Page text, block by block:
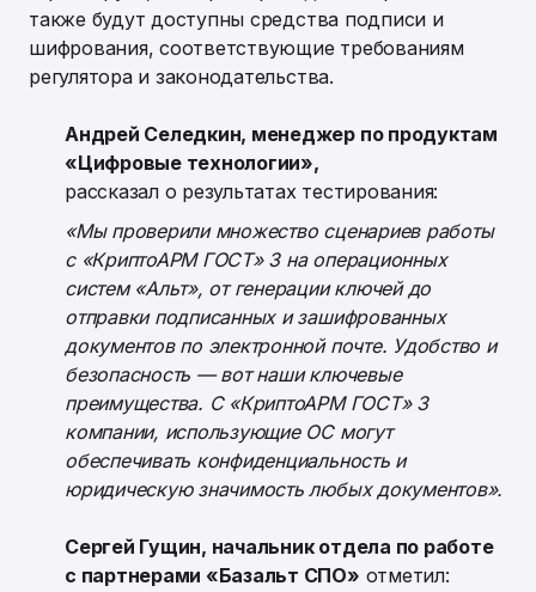
также будут доступны средства подписи и
шифрования, соответствующие требованиям
регулятора и законодательства.
Андрей Селедкин, менеджер по продуктам
«Цифровые технологии»,
рассказал о результатах тестирования:
«Мы проверили множество сценариев работы
с «КриптоАРМ ГОСТ» 3 на операционных
систем «Альт», от генерации ключей до
отправки подписанных и зашифрованных
документов по электронной почте. Удобство и
безопасность — вот наши ключевые
преимущества. С «КриптоАРМ ГОСТ» 3
компании, использующие ОС могут
обеспечивать конфиденциальность и
юридическую значимость любых документов».
Сергей Гущин, начальник отдела по работе
с партнерами «Базальт СПО» отметил: